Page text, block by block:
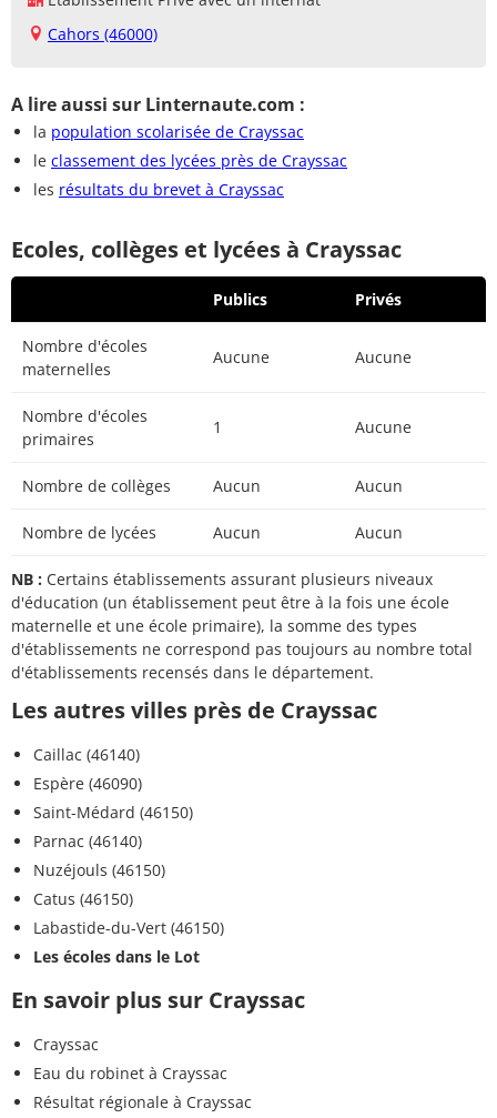
Cahors (46000)
A lire aussi sur Linternaute.com :
la population scolarisée de Crayssac
le classement des lycées près de Crayssac
les résultats du brevet à Crayssac
Ecoles, collèges et lycées à Crayssac
Publics Privés
Nombre d'écoles
maternelles
Aucune Aucune
Nombre d'écoles
primaires
1 Aucune
Nombre de collèges Aucun Aucun
Nombre de lycées Aucun Aucun
NB : Certains établissements assurant plusieurs niveaux
d'éducation (un établissement peut être à la fois une école
maternelle et une école primaire), la somme des types
d'établissements ne correspond pas toujours au nombre total
d'établissements recensés dans le département.
Les autres villes près de Crayssac
Caillac (46140)
Espère (46090)
Saint-Médard (46150)
Parnac (46140)
Nuzéjouls (46150)
Catus (46150)
Labastide-du-Vert (46150)
Les écoles dans le Lot
En savoir plus sur Crayssac
Crayssac
Eau du robinet à Crayssac
Résultat régionale à Crayssac